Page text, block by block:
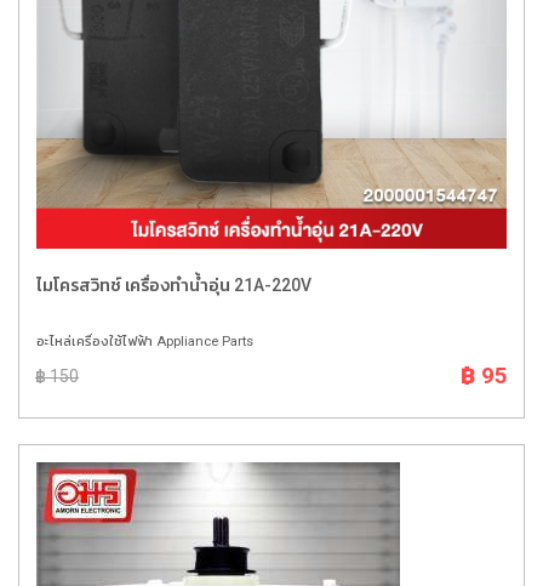
ไมโครสวิทช์ เครื่องทำน้ำอุ่น 21A-220V
อะไหล่เครื่องใช้ไฟฟ้า Appliance Parts
฿ 150 ฿ 95